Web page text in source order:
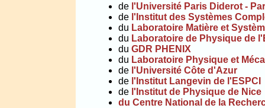
de l'Université Paris Diderot -
de l'Institut des Systèmes
du Laboratoire Matière et
du Laboratoire de Physique de
du GDR PHENIX
du Laboratoire Physique et
de l'Université Côte d'Azur
de l'Institut Langevin de l'ESPCI
de l'Institut de Physique de Nice
du Centre National de la